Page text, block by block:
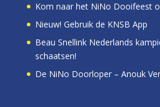
Kom naar het NiNo Dooifeest
Nieuw! Gebruik de KNSB App
Beau Snellink Nederlands
schaatsen!
De NiNo Doorloper – Anouk